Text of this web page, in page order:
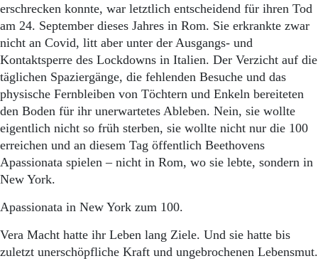
Start
Wer wir sind
Aktuelle Ausgabe
Abonnenten-Login
Abonnent werden
Abo Prämien
Archiv
Mediadaten
Danzig und Westpreußen
Bücher
Impressum
erschrecken konnte, war letztlich entscheidend für ihren Tod
am 24. September dieses Jahres in Rom. Sie erkrankte zwar
nicht an Covid, litt aber unter der Ausgangs- und
Kontaktsperre des Lockdowns in Italien. Der Verzicht auf die
täglichen Spaziergänge, die fehlenden Besuche und das
physische Fernbleiben von Töchtern und Enkeln bereiteten
den Boden für ihr unerwartetes Ableben. Nein, sie wollte
eigentlich nicht so früh sterben, sie wollte nicht nur die 100
erreichen und an diesem Tag öffentlich Beethovens
Apassionata spielen – nicht in Rom, wo sie lebte, sondern in
New York.
Apassionata in New York zum 100.
Vera Macht hatte ihr Leben lang Ziele. Und sie hatte bis
zuletzt unerschöpfliche Kraft und ungebrochenen Lebensmut.